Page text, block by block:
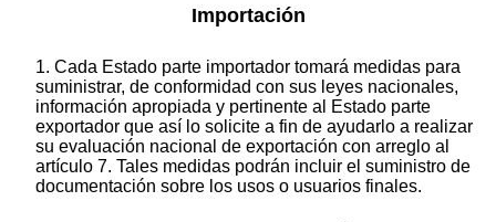
Importación
1. Cada Estado parte importador tomará medidas para
suministrar, de conformidad con sus leyes nacionales,
información apropiada y pertinente al Estado parte
exportador que así lo solicite a fin de ayudarlo a realizar
su evaluación nacional de exportación con arreglo al
artículo 7. Tales medidas podrán incluir el suministro de
documentación sobre los usos o usuarios finales.